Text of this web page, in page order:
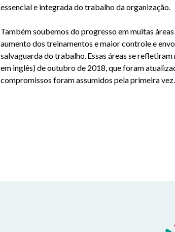
essencial e integrada do trabalho da organização.
Também soubemos do progresso em muitas
aumento dos treinamentos e maior controle e
salvaguarda do trabalho. Essas áreas se refletiram
em inglês) de outubro de 2018, que foram
compromissos foram assumidos pela primeira vez.